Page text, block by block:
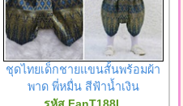
ชุดไทยเด็กชายแขนสั้นพร้อมผ้า
พาด พี่หมื่น สีฟ้าน้ำเงิน